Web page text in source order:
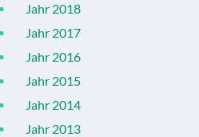
Jahr 2018
Jahr 2017
Jahr 2016
Jahr 2015
Jahr 2014
Jahr 2013